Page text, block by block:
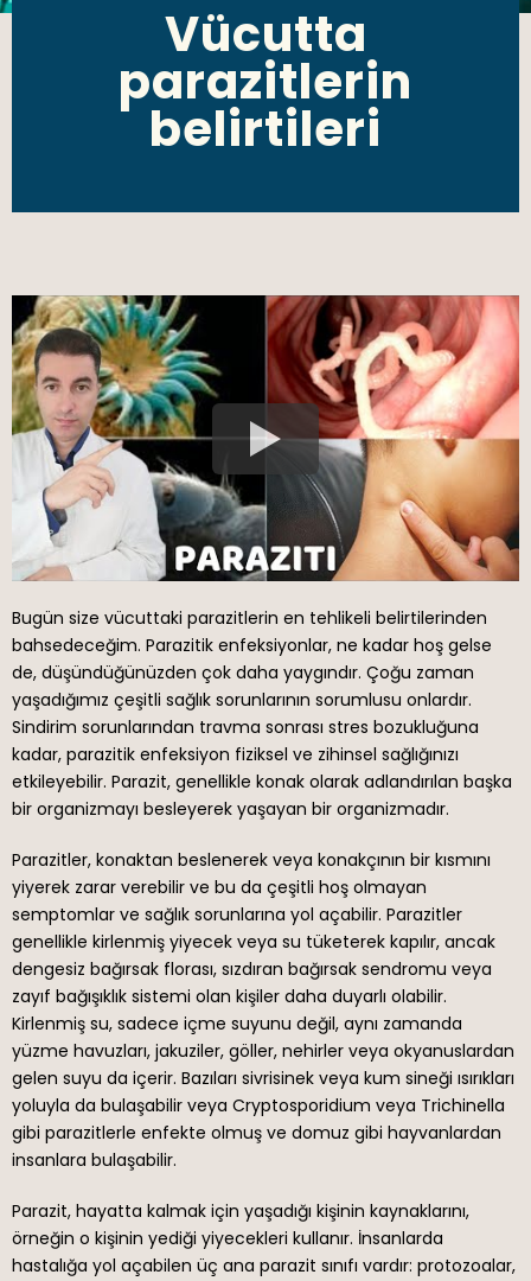
Vücutta
parazitlerin
belirtileri
Bugün size vücuttaki parazitlerin en tehlikeli belirtilerinden
bahsedeceğim. Parazitik enfeksiyonlar, ne kadar hoş gelse
de, düşündüğünüzden çok daha yaygındır. Çoğu zaman
yaşadığımız çeşitli sağlık sorunlarının sorumlusu onlardır.
Sindirim sorunlarından travma sonrası stres bozukluğuna
kadar, parazitik enfeksiyon fiziksel ve zihinsel sağlığınızı
etkileyebilir. Parazit, genellikle konak olarak adlandırılan başka
bir organizmayı besleyerek yaşayan bir organizmadır.
Parazitler, konaktan beslenerek veya konakçının bir kısmını
yiyerek zarar verebilir ve bu da çeşitli hoş olmayan
semptomlar ve sağlık sorunlarına yol açabilir. Parazitler
genellikle kirlenmiş yiyecek veya su tüketerek kapılır, ancak
dengesiz bağırsak florası, sızdıran bağırsak sendromu veya
zayıf bağışıklık sistemi olan kişiler daha duyarlı olabilir.
Kirlenmiş su, sadece içme suyunu değil, aynı zamanda
yüzme havuzları, jakuziler, göller, nehirler veya okyanuslardan
gelen suyu da içerir. Bazıları sivrisinek veya kum sineği ısırıkları
yoluyla da bulaşabilir veya Cryptosporidium veya Trichinella
gibi parazitlerle enfekte olmuş ve domuz gibi hayvanlardan
insanlara bulaşabilir.
Parazit, hayatta kalmak için yaşadığı kişinin kaynaklarını,
örneğin o kişinin yediği yiyecekleri kullanır. İnsanlarda
hastalığa yol açabilen üç ana parazit sınıfı vardır: protozoalar,